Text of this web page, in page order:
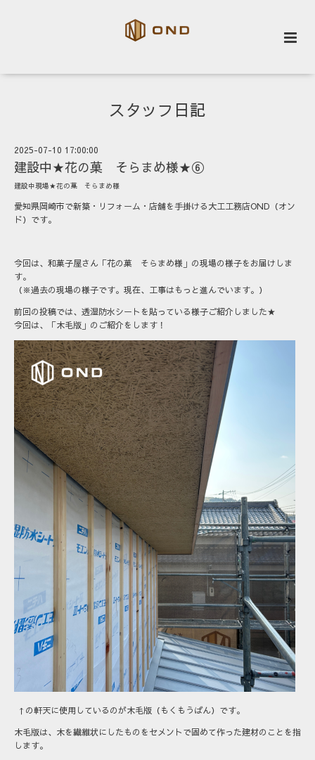
スタッフ日記
2025-07-10 17:00:00
建設中★花の菓 そらまめ様★⑥
建設中現場★花の菓 そらまめ様
愛知県岡崎市で新築・リフォーム・店舗を手掛ける大工工務店OND（オン
ド）です。
今回は、和菓子屋さん「花の菓 そらまめ様」の現場の様子をお届けしま
す。
（※過去の現場の様子です。現在、工事はもっと進んでいます。）
前回の投稿では、透湿防水シートを貼っている様子ご紹介しました★
今回は、「木毛版」のご紹介をします！
↑の軒天に使用しているのが木毛版（もくもうばん）です。
木毛版は、木を繊維状にしたものをセメントで固めて作った建材のことを指
します。